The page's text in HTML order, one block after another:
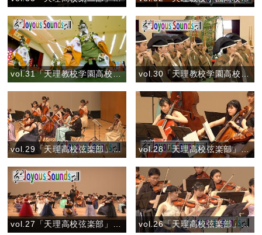
vol.31「天理教校学園高校」舞楽「蘇利古(そりこ)」 vol.30「天理教校学園高校」管絃『蘇莫者破』
vol.29「天理高校弦楽部」『弦楽のためのトリプティーク』 vol.28「天理高校弦楽部」『花のワルツ（弦楽合奏版）』
vol.27「天理高校弦楽部」『「調和の霊感」より4つのヴァイオリンとチェロのための協奏曲 ロ短調 第1楽章 作品3-10』 vol.26「天理高校弦楽部」『弦楽四重奏曲 第4番 第1楽章より』